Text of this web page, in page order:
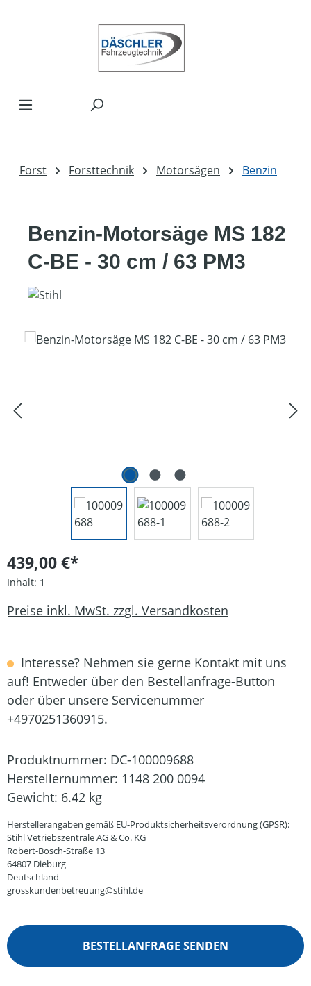
Forst Forsttechnik Motorsägen Benzin
Benzin-Motorsäge MS 182
C-BE - 30 cm / 63 PM3
Bildergalerie überspringen
439,00 €*
Inhalt: 1
Preise inkl. MwSt. zzgl. Versandkosten
Interesse? Nehmen sie gerne Kontakt mit uns
auf! Entweder über den Bestellanfrage-Button
oder über unsere Servicenummer
+4970251360915.
Produktnummer: DC-100009688
Herstellernummer: 1148 200 0094
Gewicht: 6.42 kg
Herstellerangaben gemäß EU-Produktsicherheitsverordnung (GPSR):
Stihl Vetriebszentrale AG & Co. KG
Robert-Bosch-Straße 13
64807 Dieburg
Deutschland
grosskundenbetreuung@stihl.de
BESTELLANFRAGE SENDEN